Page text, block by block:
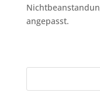
angepasst.